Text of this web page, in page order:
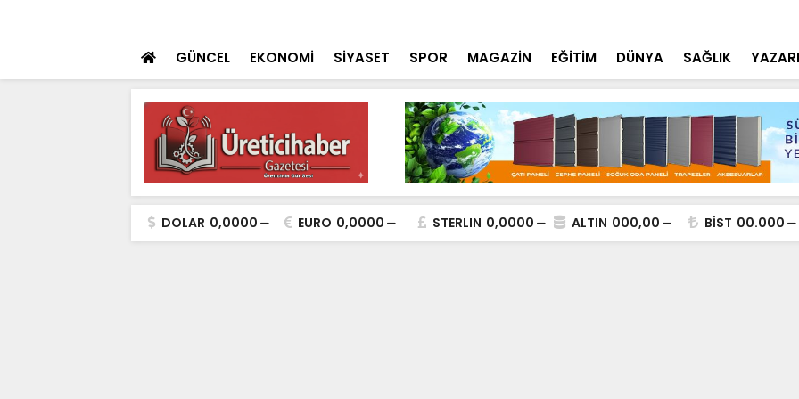
GÜNCEL EKONOMİ SİYASET SPOR MAGAZİN EĞİTİM DÜNYA SAĞLIK
DOLAR 0,0000 EURO 0,0000 STERLIN 0,0000 ALTIN 000,00 BİST 00.000